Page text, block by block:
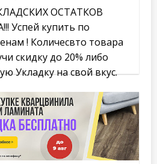
ОСТАТКОВ
Успей купить по
! Количесвто товара
скидку до 20% либо
Укладку на свой вкус.